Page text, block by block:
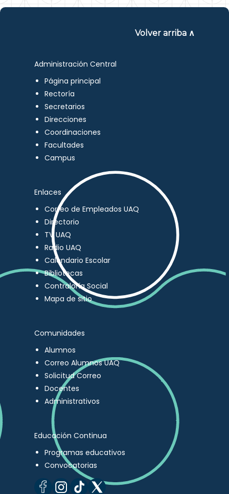
Volver arriba ∧
Administración Central
Página principal
Rectoría
Secretarios
Direcciones
Coordinaciones
Facultades
Campus
Enlaces
Correo de Empleados UAQ
Directorio
TV UAQ
Radio UAQ
Calendario Escolar
Bibliotecas
Contraloría Social
Mapa de sitio
Comunidades
Alumnos
Correo Alumnos UAQ
Solicitud Correo
Docentes
Administrativos
Educación Continua
Programas educativos
Convocatorias